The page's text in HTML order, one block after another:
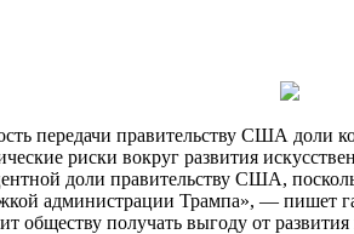
передачи правительству США доли
риски вокруг развития
доли правительству США,
администрации Трампа», — пишет
обществу получать выгоду от